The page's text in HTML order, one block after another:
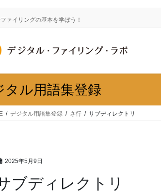
ァイリングの基本を学ぼう！
タル用語集登録
デジタル用語集登録 さ行 サブディレクトリ
2025年5月9日
ブディレクトリ